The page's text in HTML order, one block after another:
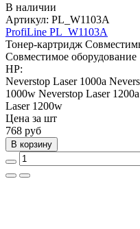
В наличии
Артикул: PL_W1103A
ProfiLine PL_W1103A
Тонер-картридж
Совместимое оборудование
HP:
Neverstop Laser 1000a
1000w Neverstop Laser 1200a
Laser 1200w
Цена за шт
768 руб
В корзину